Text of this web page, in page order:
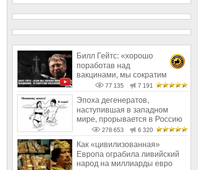
Билл Гейтс: «хорошо
поработав над
вакцинами, мы сократим
население на 10-15%»
77 135 7 191
Эпоха дегенератов,
наступившая в западном
мире, прорывается в Россию
278 653 6 320
Как «цивилизованная»
Европа ограбила ливийский
народ на миллиарды евро